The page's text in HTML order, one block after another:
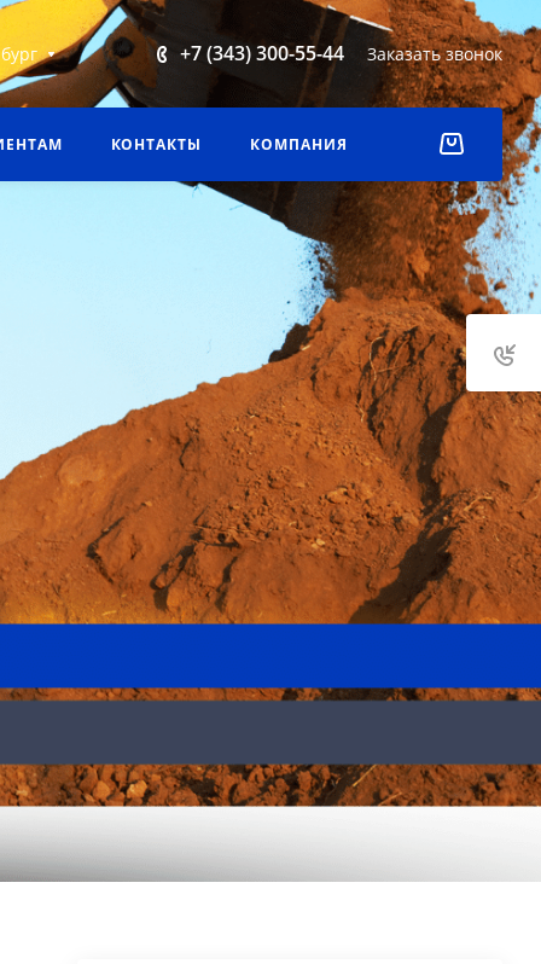
+7 (343) 300-55-44 Заказать звонок
КОНТАКТЫ КОМПАНИЯ